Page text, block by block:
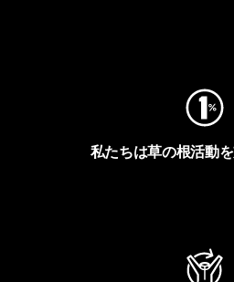
私たちは草の根活動を